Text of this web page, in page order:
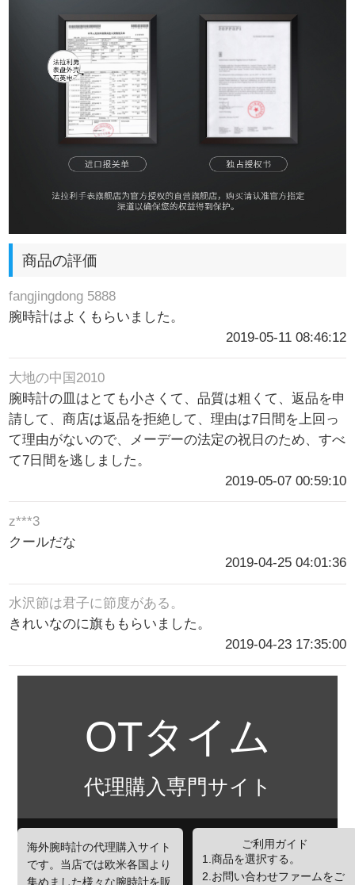
商品の評価
fangjingdong 5888
腕時計はよくもらいました。
2019-05-11 08:46:12
大地の中国2010
腕時計の皿はとても小さくて、品質は粗くて、返品を申
請して、商店は返品を拒絶して、理由は7日間を上回っ
て理由がないので、メーデーの法定の祝日のため、すべ
て7日間を逃しました。
2019-05-07 00:59:10
z***3
クールだな
2019-04-25 04:01:36
水沢節は君子に節度がある。
きれいなのに旗ももらいました。
2019-04-23 17:35:00
OTタイム
代理購入専門サイト
海外腕時計の代理購入サイト
です。当店では欧米各国より
集めました様々な腕時計を販
ご利用ガイド
1.商品を選択する。
2.お問い合わせファームをご